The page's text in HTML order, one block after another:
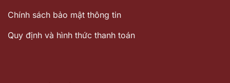
Chính sách bảo mật thông tin
Quy định và hình thức thanh toán